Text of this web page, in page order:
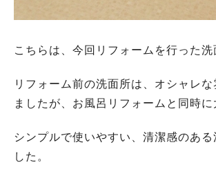
こちらは、今回リフォームを行った洗
リフォーム前の洗面所は、オシャレ
ましたが、お風呂リフォームと同時に
シンプルで使いやすい、清潔感のある
した。